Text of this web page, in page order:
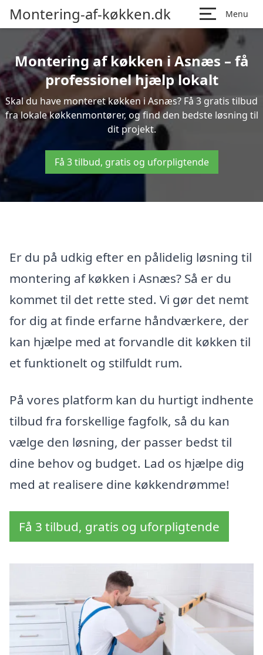
Montering-af-køkken.dk Menu
Montering af køkken i Asnæs – få
professionel hjælp lokalt
Skal du have monteret køkken i Asnæs? Få 3 gratis tilbud
fra lokale køkkenmontører, og find den bedste løsning til
dit projekt.
Få 3 tilbud, gratis og uforpligtende
Er du på udkig efter en pålidelig løsning til
montering af køkken i Asnæs? Så er du
kommet til det rette sted. Vi gør det nemt
for dig at finde erfarne håndværkere, der
kan hjælpe med at forvandle dit køkken til
et funktionelt og stilfuldt rum.
På vores platform kan du hurtigt indhente
tilbud fra forskellige fagfolk, så du kan
vælge den løsning, der passer bedst til
dine behov og budget. Lad os hjælpe dig
med at realisere dine køkkendrømme!
Få 3 tilbud, gratis og uforpligtende